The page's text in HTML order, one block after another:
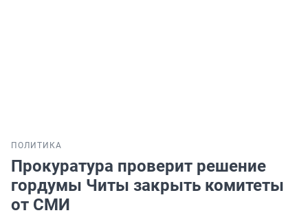
ПОЛИТИКА
Прокуратура проверит решение
гордумы Читы закрыть комитеты
от СМИ